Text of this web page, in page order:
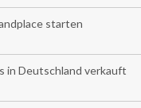
starten
in Deutschland verkauft